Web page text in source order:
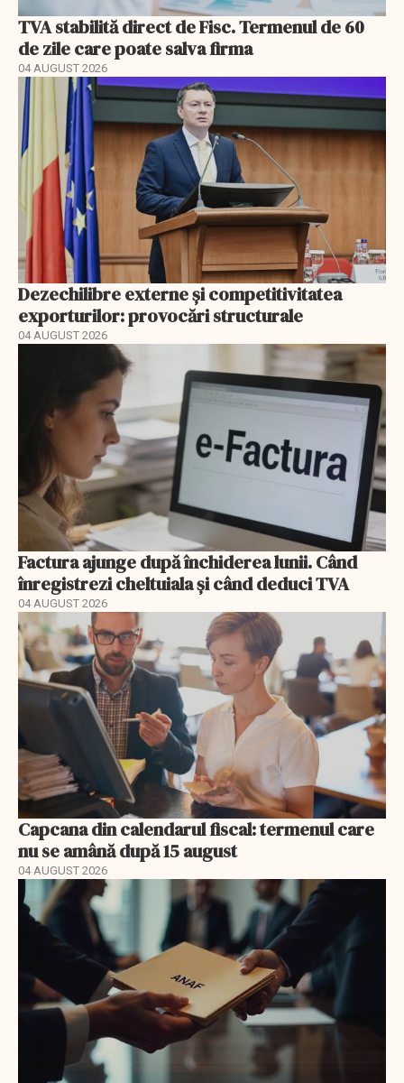
TVA stabilită direct de Fisc. Termenul de 60
de zile care poate salva firma
04 AUGUST 2026
Dezechilibre externe și competitivitatea
exporturilor: provocări structurale
04 AUGUST 2026
Factura ajunge după închiderea lunii. Când
înregistrezi cheltuiala și când deduci TVA
04 AUGUST 2026
Capcana din calendarul fiscal: termenul care
nu se amână după 15 august
04 AUGUST 2026